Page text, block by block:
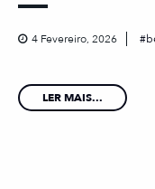
4 Fevereiro, 2026
LER MAIS...